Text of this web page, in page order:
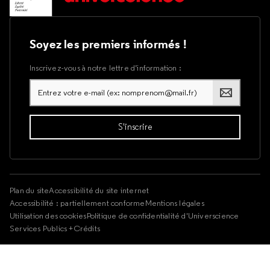
Soyez les premiers informés !
Inscrivez-vous à notre lettre d’information :
Plan du siteAccessibilité du site internet
Accessibilité : partiellement conformeMentions légales
Utilisation des cookiesPolitique de confidentialité d'Universcience
Services Publics +Crédits